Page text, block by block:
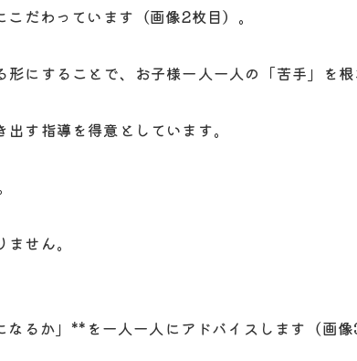
だわっています（画像2枚目）。
にすることで、お子様一人一人の「苦手」を根
す指導を得意としています。
せん。
るか」**を一人一人にアドバイスします（画像